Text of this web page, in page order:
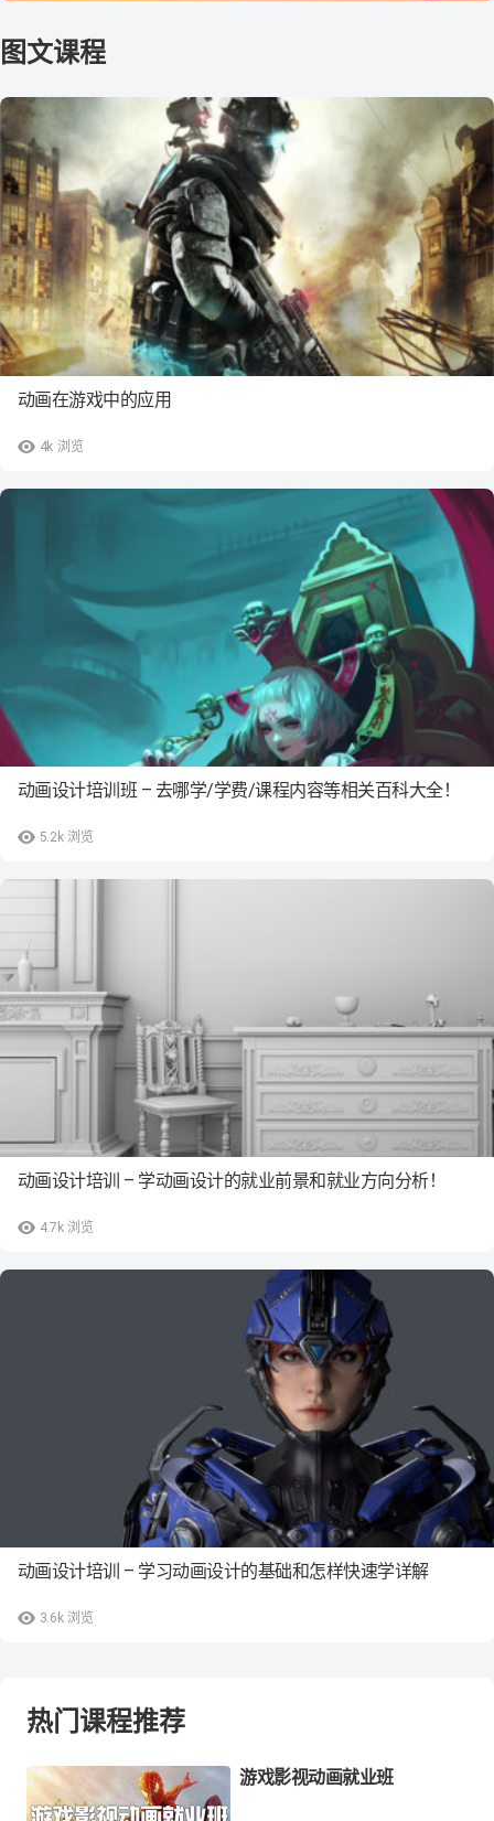
4k 浏览
动画在游戏中的应用
5.2k 浏览
动画设计培训班 – 去哪学/学费/课程内容等相关百科大全！
4.7k 浏览
动画设计培训 – 学动画设计的就业前景和就业方向分析！
3.6k 浏览
动画设计培训 – 学习动画设计的基础和怎样快速学详解
热门课程推荐
游戏影视动画就业班